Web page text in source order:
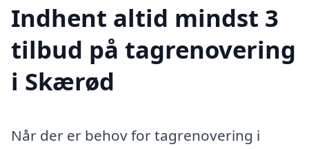
Indhent altid mindst 3
tilbud på tagrenovering
i Skærød
Når der er behov for tagrenovering i